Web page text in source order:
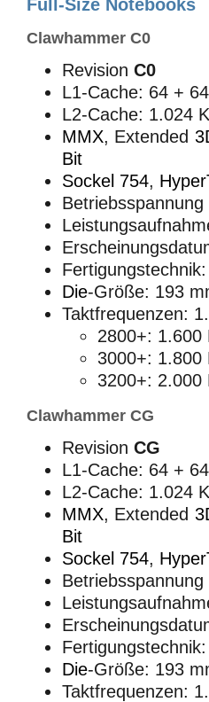
Full-Size Notebooks
Clawhammer C0
Revision C0
L1-Cache: 64 +
L2-Cache: 1.024
MMX, Extended
Bit
Sockel 754,
Die-Größe: 193
Taktfrequenzen:
2800+: 1.600
3000+: 1.800
3200+: 2.000
Clawhammer CG
Revision CG
L1-Cache: 64 +
L2-Cache: 1.024
MMX, Extended
Bit
Sockel 754,
Die-Größe: 193
Taktfrequenzen: